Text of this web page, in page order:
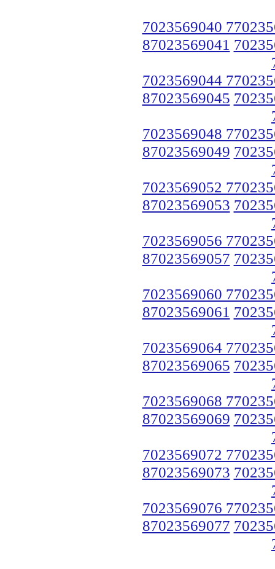
7023569040
87023569041
7023569044
87023569045
7023569048
87023569049
7023569052
87023569053
7023569056
87023569057
7023569060
87023569061
7023569064
87023569065
7023569068
87023569069
7023569072
87023569073
7023569076
87023569077